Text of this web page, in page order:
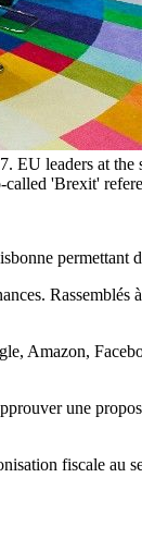
leaders at
'Brexit'
permettant
Amazon,
une
fiscale au